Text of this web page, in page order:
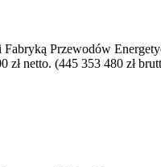
Przewodów
netto. (445 353 480 zł